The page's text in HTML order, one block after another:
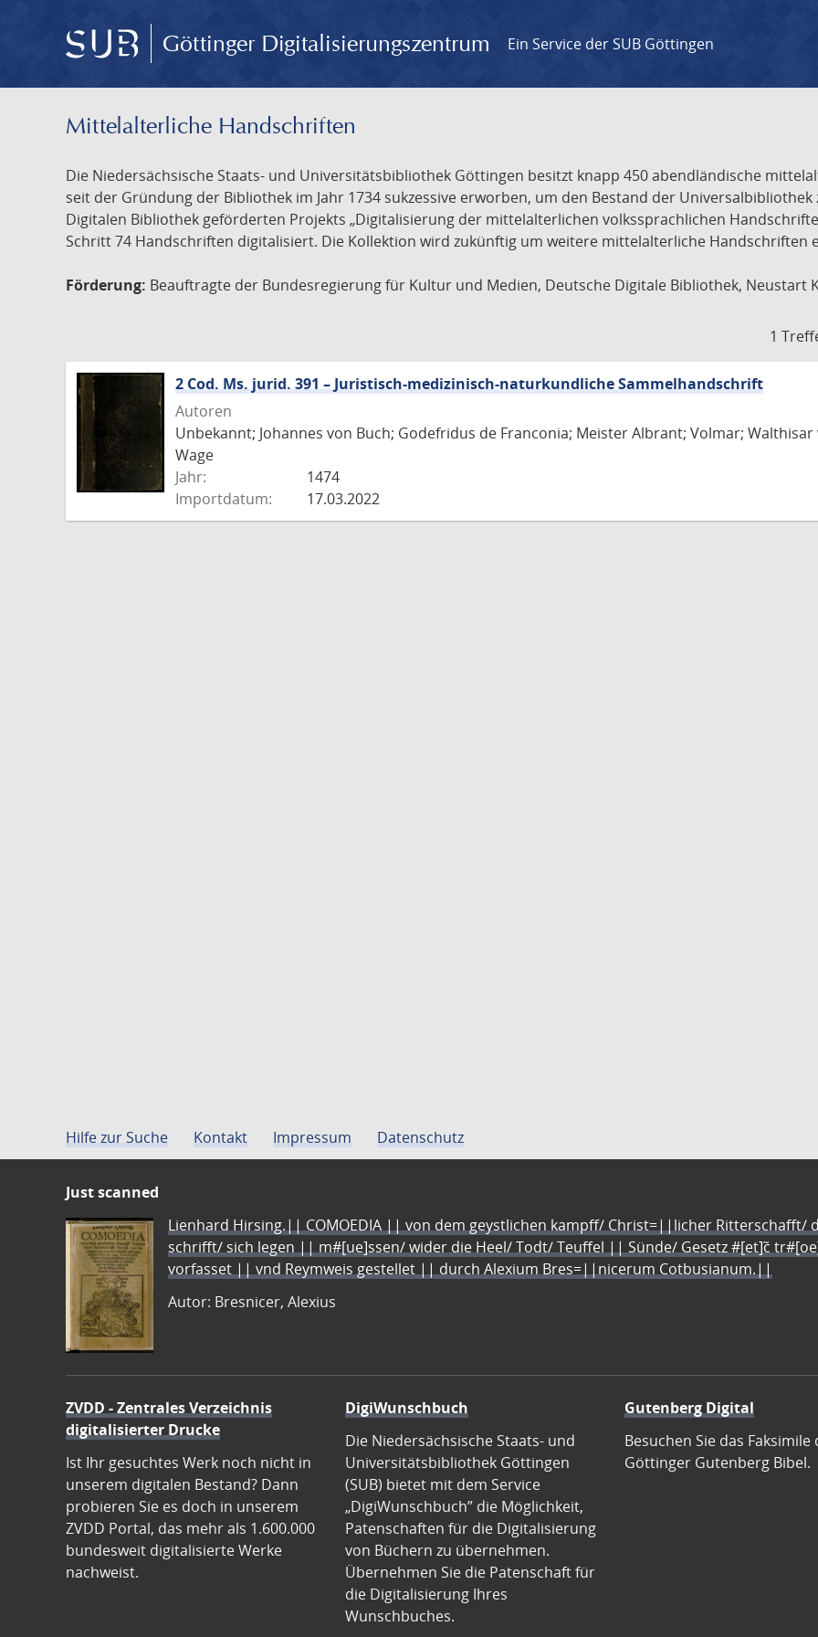
Göttinger Digitalisierungszentrum Ein Service der SUB Göttingen
Mittelalterliche Handschriften
Die Niedersächsische Staats- und Universitätsbibliothek Göttingen besitzt knapp 450 abendländische
seit der Gründung der Bibliothek im Jahr 1734 sukzessive erworben, um den Bestand der
Digitalen Bibliothek geförderten Projekts „Digitalisierung der mittelalterlichen volkssprachlichen
Schritt 74 Handschriften digitalisiert. Die Kollektion wird zukünftig um weitere mittelalterliche Handschriften
Förderung: Beauftragte der Bundesregierung für Kultur und Medien, Deutsche Digitale Bibliothek, Neustart
1
2 Cod. Ms. jurid. 391 – Juristisch-medizinisch-naturkundliche Sammelhandschrift
Autoren
Unbekannt; Johannes von Buch; Godefridus de Franconia; Meister Albrant; Volmar;
Wage
Jahr:
1474
Importdatum:
17.03.2022
Hilfe zur Suche Kontakt Impressum Datenschutz
Just scanned
Lienhard Hirsing.|| COMOEDIA || von dem geystlichen kampff/ Christ=||licher Ritterschafft/
schrifft/ sich legen || m#[ue]ssen/ wider die Heel/ Todt/ Teuffel || Sünde/ Gesetz #[et]c̃
vorfasset || vnd Reymweis gestellet || durch Alexium Bres=||nicerum Cotbusianum.||
Autor: Bresnicer, Alexius
ZVDD - Zentrales Verzeichnis
digitalisierter Drucke
Ist Ihr gesuchtes Werk noch nicht in
unserem digitalen Bestand? Dann
probieren Sie es doch in unserem
ZVDD Portal, das mehr als 1.600.000
bundesweit digitalisierte Werke
nachweist.
DigiWunschbuch
Die Niedersächsische Staats- und
Universitätsbibliothek Göttingen
(SUB) bietet mit dem Service
„DigiWunschbuch” die Möglichkeit,
Patenschaften für die Digitalisierung
von Büchern zu übernehmen.
Übernehmen Sie die Patenschaft für
die Digitalisierung Ihres
Wunschbuches.
Gutenberg Digital
Besuchen Sie das Faksimile
Göttinger Gutenberg Bibel.